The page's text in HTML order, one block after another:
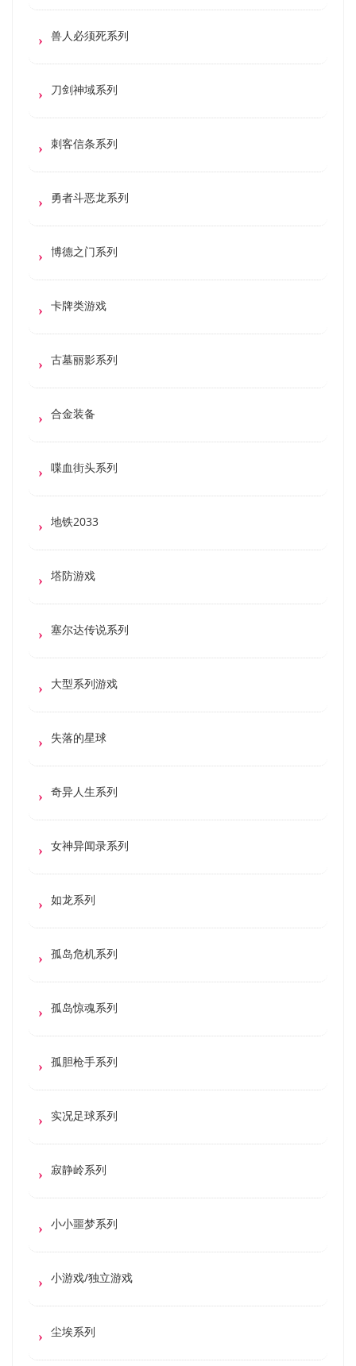
兽人必须死系列
刀剑神域系列
刺客信条系列
勇者斗恶龙系列
博德之门系列
卡牌类游戏
古墓丽影系列
合金装备
喋血街头系列
地铁2033
塔防游戏
塞尔达传说系列
大型系列游戏
失落的星球
奇异人生系列
女神异闻录系列
如龙系列
孤岛危机系列
孤岛惊魂系列
孤胆枪手系列
实况足球系列
寂静岭系列
小小噩梦系列
小游戏/独立游戏
尘埃系列